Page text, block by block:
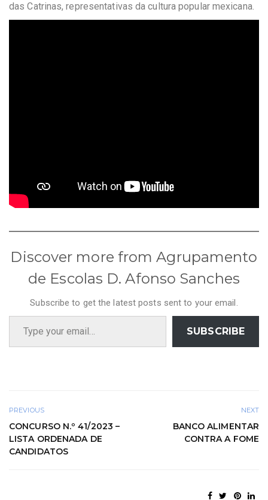
das Catrinas, representativas da cultura popular mexicana.
Discover more from Agrupamento
de Escolas D. Afonso Sanches
Subscribe to get the latest posts sent to your email.
Type your email…
SUBSCRIBE
PREVIOUS
CONCURSO N.º 41/2023 –
LISTA ORDENADA DE
CANDIDATOS
NEXT
BANCO ALIMENTAR
CONTRA A FOME